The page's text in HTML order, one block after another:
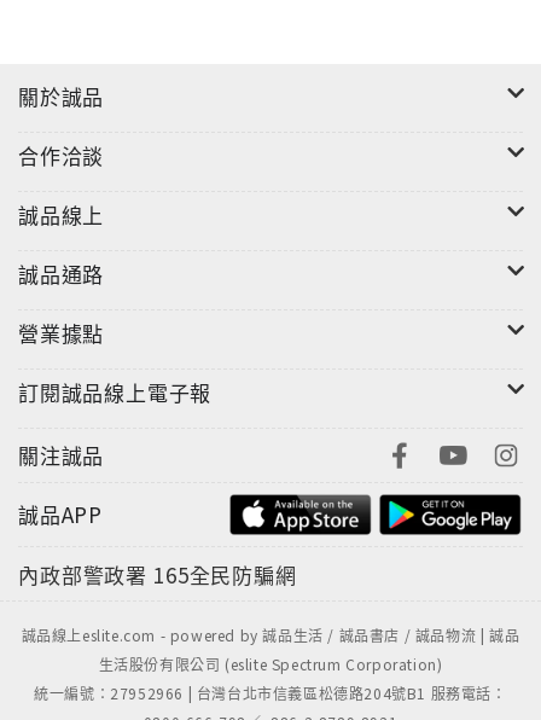
如果認為是可變因素「努力不足」，下次就會再加把
關於誠品
合作洽談
誠品線上
誠品通路
營業據點
訂閱誠品線上電子報
關注誠品
誠品APP
內政部警政署 165全民防騙網
誠品線上eslite.com - powered by 誠品生活 / 誠品書店 / 誠品物流 | 誠品
生活股份有限公司 (eslite Spectrum Corporation)
統一編號：27952966 | 台灣台北市信義區松德路204號B1 服務電話：